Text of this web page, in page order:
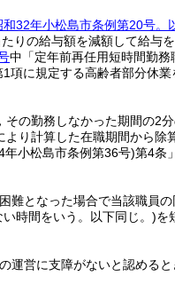
和32年小松島市条例第20号。
りの給与額を減額して給与を
中「定年前再任用短時間勤務
1項に規定する高齢者部分休業
の勤務しなかった期間の2
より計算した在職期間から除
年小松島市条例第36号)第4条
難となった場合で当該職員
時間をいう。以下同じ。)を
運営に支障がないと認める